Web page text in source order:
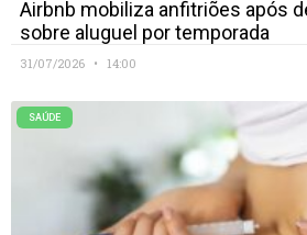
Airbnb mobiliza anfitriões após
sobre aluguel por temporada
31/07/2026 14:00
SAÚDE